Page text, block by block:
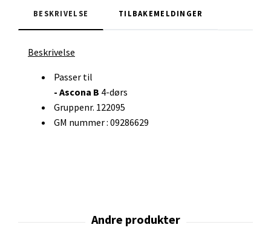
BESKRIVELSE TILBAKEMELDINGER
Beskrivelse
Passer til
- Ascona B 4-dørs
Gruppenr. 122095
GM nummer : 09286629